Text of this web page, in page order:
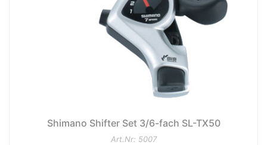
Shimano Shifter Set 3/6-fach SL-TX50
Art.Nr: 5007